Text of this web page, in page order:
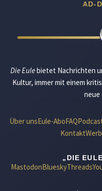
AD-
Die Eulebietet Nachrichten
Kultur, immer mit einem
neue
Über unsEule-AboFAQ
Kontakt
„DIE
MastodonBlueskyThreads